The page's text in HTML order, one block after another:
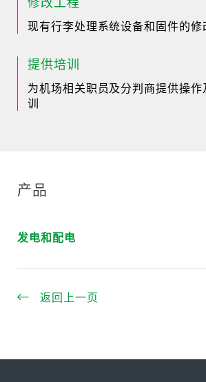
现有行李处理系统设备和固件的修
提供培训
为机场相关职员及分判商提供操
训
产品
发电和配电
返回上一页